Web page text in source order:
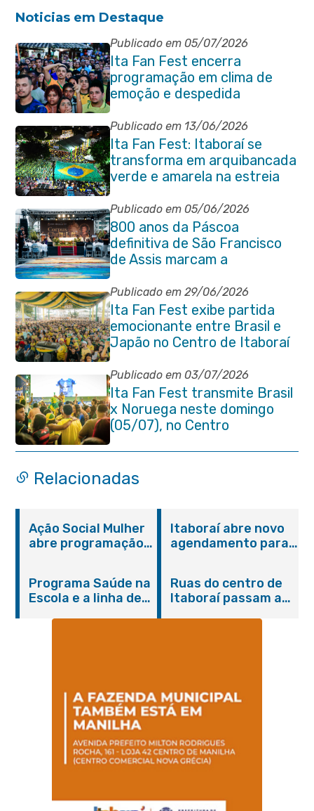
Noticias em Destaque
Publicado em 05/07/2026
Ita Fan Fest encerra
programação em clima de
emoção e despedida
Publicado em 13/06/2026
Ita Fan Fest: Itaboraí se
transforma em arquibancada
verde e amarela na estreia
do Brasil na Copa do Mundo
Publicado em 05/06/2026
800 anos da Páscoa
definitiva de São Francisco
de Assis marcam a
celebração de Corpus Christi
em Itaboraí
Publicado em 29/06/2026
Ita Fan Fest exibe partida
emocionante entre Brasil e
Japão no Centro de Itaboraí
Publicado em 03/07/2026
Ita Fan Fest transmite Brasil
x Noruega neste domingo
(05/07), no Centro
Relacionadas
Ação Social Mulher
abre programação
serviços gratuitos e
orientações
Itaboraí abre novo
agendamento para
Programa Saúde na
Escola e a linha de
Magalhães Seabra
Ruas do centro de
Itaboraí passam a